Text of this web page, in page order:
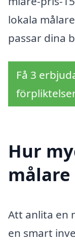
lokala
passar dina
Få 3
Hur
målare
Att anlita en
en smart